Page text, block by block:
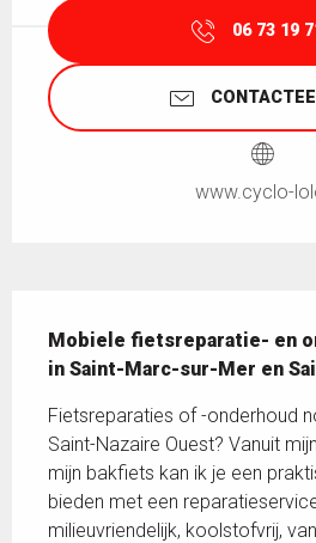
06 73 19
www.cyclo-
Mobiele fietsreparatie- en
in Saint-Marc-sur-Mer en
Fietsreparaties of -onderhoud
Saint-Nazaire Ouest? Vanuit
mijn bakfiets kan ik je een
bieden met een
milieuvriendelijk, koolstofvrij,